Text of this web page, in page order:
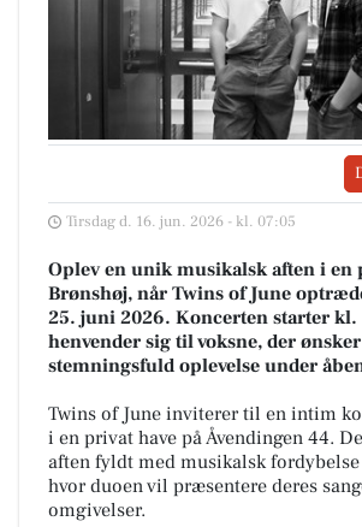
Tirsdag d. 16. jun. 2026 - kl. 07:05
Oplev en unik musikalsk aften i en
Brønshøj, når Twins of June
25. juni 2026. Koncerten starter kl.
henvender sig til voksne, der
stemningsfuld oplevelse under
Twins of June inviterer til en intim
i en privat have på Åvendingen 44.
aften fyldt med musikalsk
hvor duoen vil præsentere deres
omgivelser.